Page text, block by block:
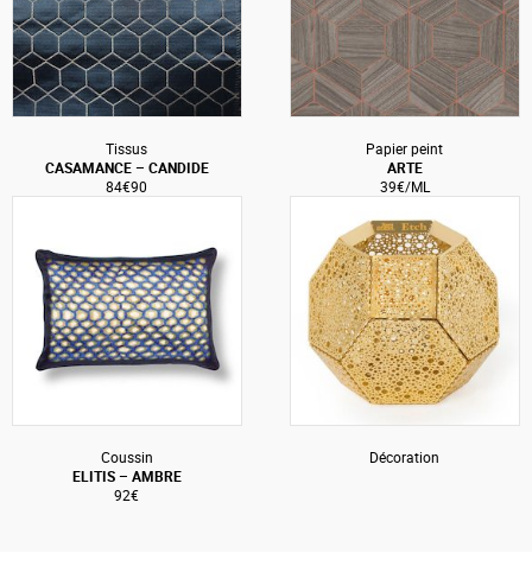
Tissus
CASAMANCE – CANDIDE
84€90
Papier peint
ARTE
39€/ML
Coussin
ELITIS – AMBRE
92€
Décoration